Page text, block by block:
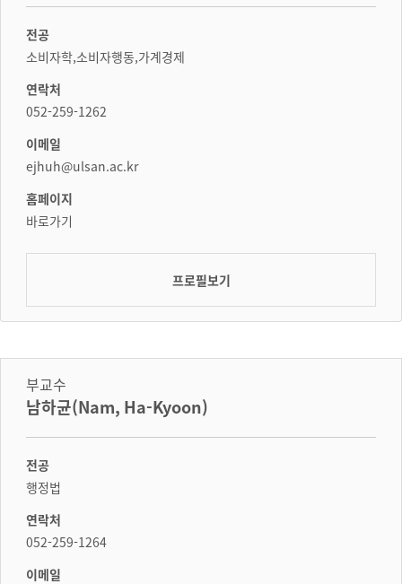
전공
소비자학,소비자행동,가계경제
연락처
052-259-1262
이메일
ejhuh@ulsan.ac.kr
홈페이지
바로가기
프로필보기
부교수
남하균(Nam, Ha-Kyoon)
전공
행정법
연락처
052-259-1264
이메일